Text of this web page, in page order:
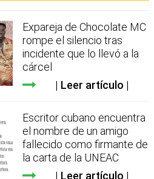
Expareja de Chocolate MC
rompe el silencio tras
incidente que lo llevó a la
cárcel
Leer artículo
Escritor cubano encuentra
el nombre de un amigo
fallecido como firmante de
la carta de la UNEAC
Leer artículo